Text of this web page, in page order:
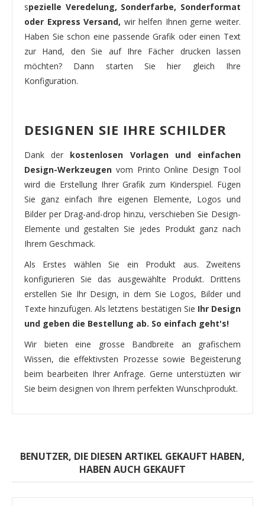
spezielle Veredelung, Sonderfarbe, Sonderformat
oder Express Versand, wir helfen Ihnen gerne weiter.
Haben Sie schon eine passende Grafik oder einen Text
zur Hand, den Sie auf Ihre Fächer drucken lassen
möchten? Dann starten Sie hier gleich Ihre
Konfiguration.
DESIGNEN SIE IHRE SCHILDER
Dank der kostenlosen Vorlagen und einfachen
Design-Werkzeugen vom Printo Online Design Tool
wird die Erstellung Ihrer Grafik zum Kinderspiel. Fügen
Sie ganz einfach Ihre eigenen Elemente, Logos und
Bilder per Drag-and-drop hinzu, verschieben Sie Design-
Elemente und gestalten Sie jedes Produkt ganz nach
Ihrem Geschmack.
Als Erstes wählen Sie ein Produkt aus. Zweitens
konfigurieren Sie das ausgewählte Produkt. Drittens
erstellen Sie Ihr Design, in dem Sie Logos, Bilder und
Texte hinzufügen. Als letztens bestätigen Sie Ihr Design
und geben die Bestellung ab. So einfach geht's!
Wir bieten eine grosse Bandbreite an grafischem
Wissen, die effektivsten Prozesse sowie Begeisterung
beim bearbeiten Ihrer Anfrage. Gerne unterstüzten wir
Sie beim designen von Ihrem perfekten Wunschprodukt.
BENUTZER, DIE DIESEN ARTIKEL GEKAUFT HABEN,
HABEN AUCH GEKAUFT